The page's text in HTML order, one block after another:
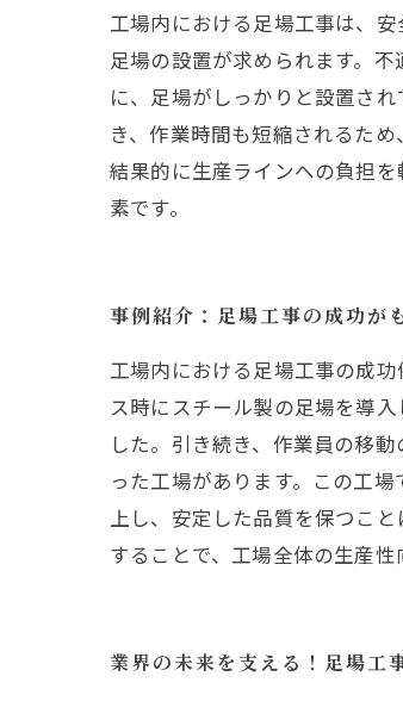
工場内における足場工事は、
足場の設置が求められます。
に、足場がしっかりと設置さ
き、作業時間も短縮されるた
結果的に生産ラインへの負担
素です。
事例紹介：足場工事の成功が
工場内における足場工事の成
ス時にスチール製の足場を導
した。引き続き、作業員の移
った工場があります。この工
上し、安定した品質を保つこ
することで、工場全体の生産性
業界の未来を支える！足場工